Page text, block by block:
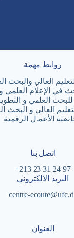
روابط مهمة
العالي والبحث
في الإعلام العلمي و
للبحث العلمي و
العالي و البحث
الأعمال الرقمية
اتصل بنا
97 24 31 23 213+
البريد الالكتروني
centre-
العنوان